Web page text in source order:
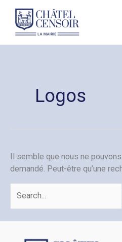
contenu
Logos
Il semble que nous ne
demandé. Peut-être qu’une